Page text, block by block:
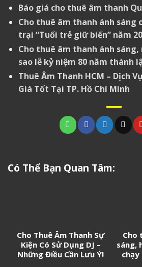
Báo giá cho thuê âm thanh
Cho thuê âm thanh ánh sáng
trại “Tuổi trẻ giữ biển” năm
Cho thuê âm thanh ánh
sao lễ kỷ niệm 80 năm thành
Thuê Âm Thanh HCM – Dịch
Giá Tốt Tại TP. Hồ Chí Minh
Có Thể Bạn Quan Tâm:
Cho Thuê Âm Thanh Sự
Kiện Có Sử Dụng DJ –
Những Điều Cần Lưu Ý!
Cho
sáng,
chạy